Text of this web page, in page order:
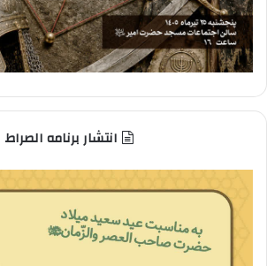
انتشار برنامه الصراط